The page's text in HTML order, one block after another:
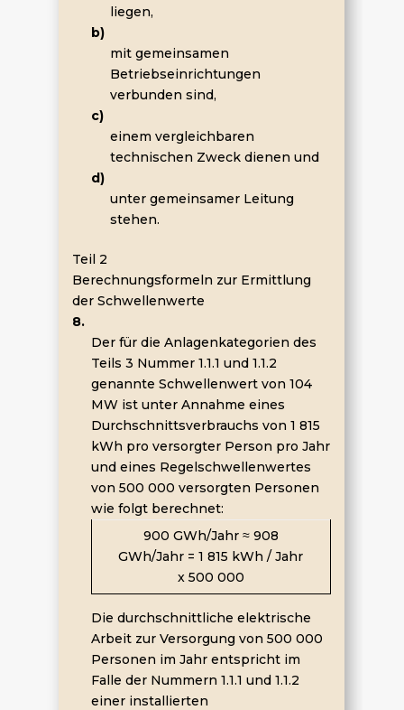
liegen,
b)
mit gemeinsamen
Betriebseinrichtungen
verbunden sind,
c)
einem vergleichbaren
technischen Zweck dienen und
d)
unter gemeinsamer Leitung
stehen.
Teil 2
Berechnungsformeln zur Ermittlung
der Schwellenwerte
8.
Der für die Anlagenkategorien des
Teils 3 Nummer 1.1.1 und 1.1.2
genannte Schwellenwert von 104
MW ist unter Annahme eines
Durchschnittsverbrauchs von 1 815
kWh pro versorgter Person pro Jahr
und eines Regelschwellenwertes
von 500 000 versorgten Personen
wie folgt berechnet:
900 GWh/Jahr ≈ 908
GWh/Jahr = 1 815 kWh / Jahr
x 500 000
Die durchschnittliche elektrische
Arbeit zur Versorgung von 500 000
Personen im Jahr entspricht im
Falle der Nummern 1.1.1 und 1.1.2
einer installierten